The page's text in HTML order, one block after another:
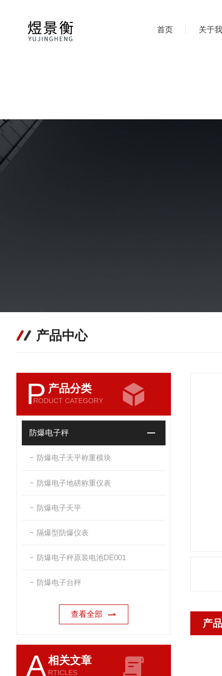
首页 关于
产品中心
P 产品分类
RODUCT CATEGORY
防爆电子秤
防爆电子天平称重模块
防爆电子地磅称重仪表
防爆电子天平
隔爆型防爆仪表
防爆电子秤原装电池DE001
防爆电子台秤
查看全部
A相关文章
RTICLES
产